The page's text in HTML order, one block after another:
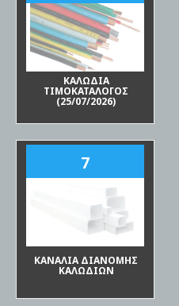
ΚΑΛΩΔΙΑ
ΤΙΜΟΚΑΤΑΛΟΓΟΣ
(25/07/2026)
7
ΚΑΝΑΛΙΑ ΔΙΑΝΟΜΗΣ
ΚΑΛΩΔΙΩΝ